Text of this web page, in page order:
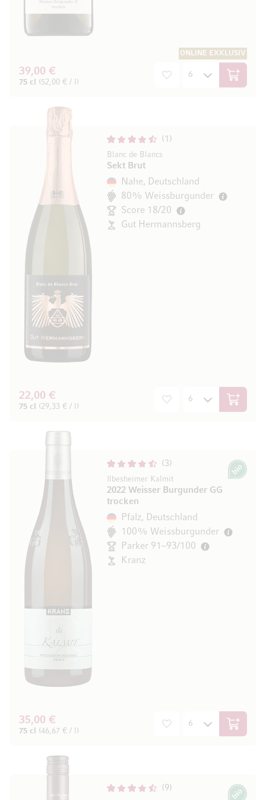
ONLINE EXKLUSIV
39,00 €
75 cl (52,00 € / l) In den
1
Blanc de Blancs
Sekt Brut
Nahe, Deutschland
80% Weissburgunder
Score 18/20
Gut Hermannsberg
22,00 €
75 cl (29,33 € / l) In den
3
Ilbesheimer Kalmit
2022 Weisser Burgunder GG
trocken
Bio
Pfalz, Deutschland
100% Weissburgunder
Parker 91–93/100
Kranz
35,00 €
75 cl (46,67 € / l) In den
9
Bio